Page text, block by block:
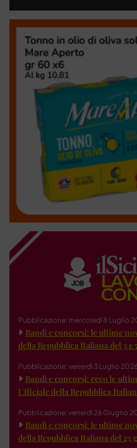
Pubblicazione: mercoledì 8 Luglio
Bandi e concorsi: le ultime
della Repubblica Italiana del 3 e
Pubblicazione: venerdì 3 Luglio
Bandi e concorsi: ecco le
Ufficiale della Repubblica
Pubblicazione: venerdì 26 Giugno
Bandi e concorsi: le ultime
della Repubblica Italiana del 23